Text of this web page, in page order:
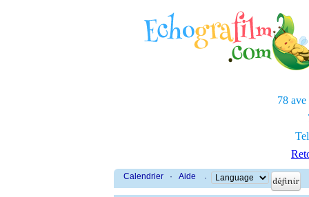
78 ave
Calendrier · Aide ·